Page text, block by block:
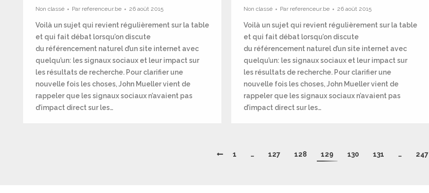
Non classé Par referenceur.be 26 août 2015
Voilà un sujet qui revient régulièrement sur la table
et qui fait débat lorsqu’on discute
du référencement naturel d’un site internet avec
quelqu’un: les signaux sociaux et leur impact sur
les résultats de recherche. Pour clarifier une
nouvelle fois les choses, John Mueller vient de
rappeler que les signaux sociaux n’avaient pas
d’impact direct sur les…
Non classé Par referenceur.be 26 août 2015
Voilà un sujet qui revient régulièrement sur la table
et qui fait débat lorsqu’on discute
du référencement naturel d’un site internet avec
quelqu’un: les signaux sociaux et leur impact sur
les résultats de recherche. Pour clarifier une
nouvelle fois les choses, John Mueller vient de
rappeler que les signaux sociaux n’avaient pas
d’impact direct sur les…
1 … 127 128 129 130 131 … 247